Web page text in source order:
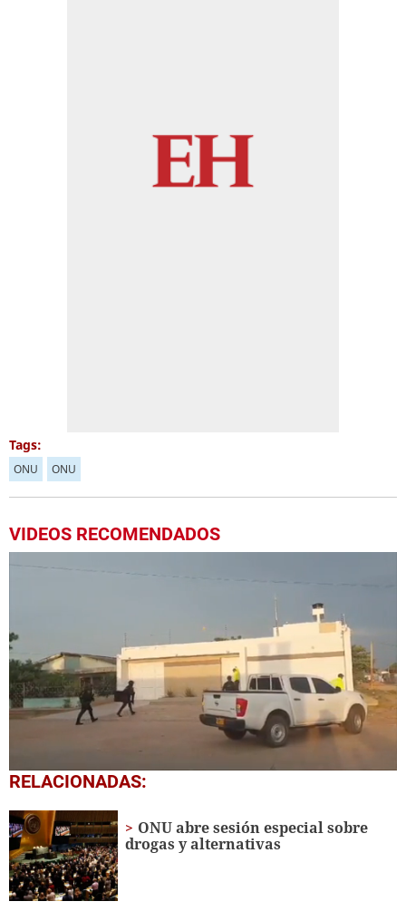
Tags:
ONU ONU
VIDEOS RECOMENDADOS
1
second
1
minute,
44
seconds
RELACIONADAS:
ONU abre sesión especial sobre
drogas y alternativas